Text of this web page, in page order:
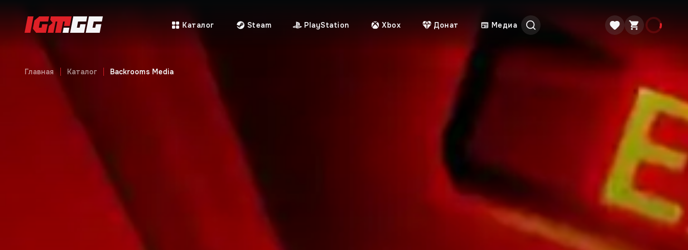
Каталог Steam PlayStation Xbox Донат Медиа
Главная Каталог Backrooms Media